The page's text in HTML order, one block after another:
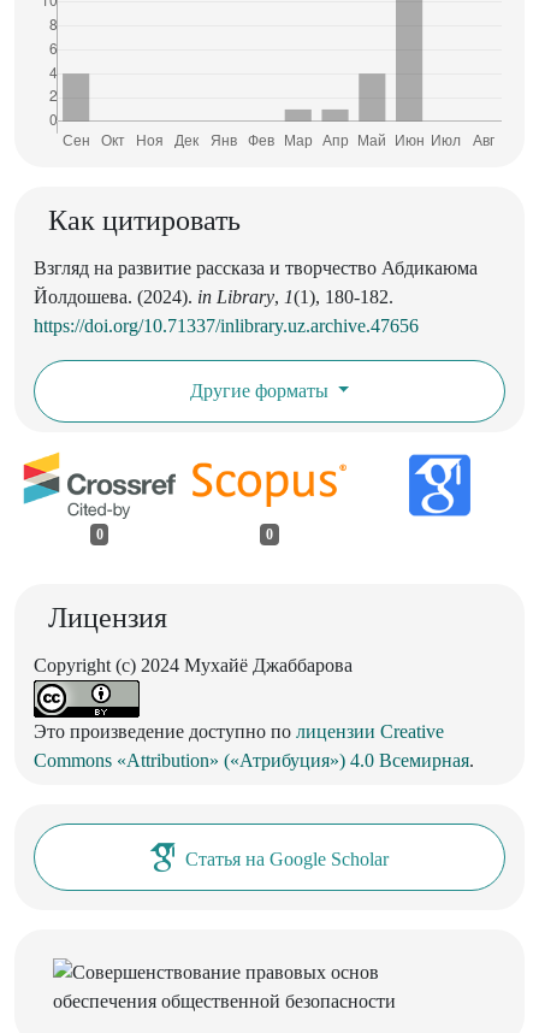
Как цитировать
Взгляд на развитие рассказа и творчество Абдикаюма
Йолдошева. (2024). in Library, 1(1), 180-182.
https://doi.org/10.71337/inlibrary.uz.archive.47656
Другие форматы
0 0
Лицензия
Copyright (c) 2024 Мухайё Джаббарова
Это произведение доступно по лицензии Creative
Commons «Attribution» («Атрибуция») 4.0 Всемирная.
Статья на Google Scholar